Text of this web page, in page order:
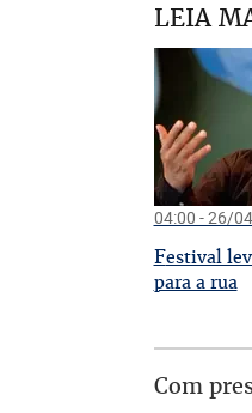
LEIA
04:00 - 26/
Festival
para a rua
Com